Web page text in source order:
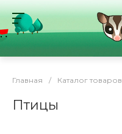
Главная / Каталог товаров
Птицы